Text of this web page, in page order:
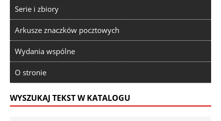
Serie i zbiory
Arkusze znaczków pocztowych
Wydania wspólne
O stronie
WYSZUKAJ TEKST W KATALOGU